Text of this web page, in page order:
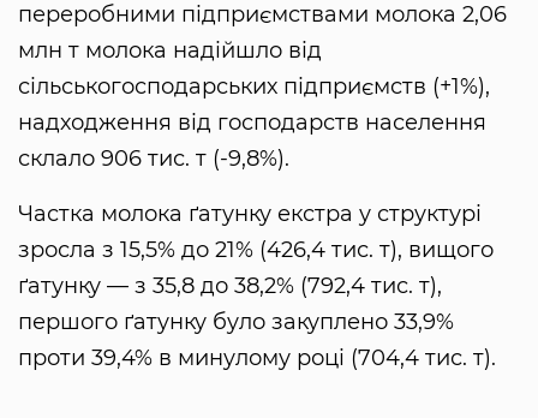
переробними підприємствами молока 2,06
млн т молока надійшло від
сільськогосподарських підприємств (+1%),
надходження від господарств населення
склало 906 тис. т (-9,8%).
Частка молока ґатунку екстра у структурі
зросла з 15,5% до 21% (426,4 тис. т), вищого
ґатунку — з 35,8 до 38,2% (792,4 тис. т),
першого ґатунку було закуплено 33,9%
проти 39,4% в минулому році (704,4 тис. т).